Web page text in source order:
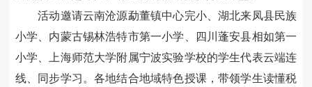
活动邀请云南沧源勐董镇中心完小、湖北来凤县民族
小学、内蒙古锡林浩特市第一小学、四川蓬安县相如第一
小学、上海师范大学附属宁波实验学校的学生代表云端连
线、同步学习。各地结合地域特色授课，带领学生读懂税